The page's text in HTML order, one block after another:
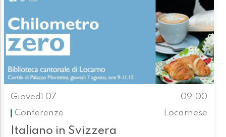
Giovedì 07
09.00
Conferenze
Locarnese
Italiano in Svizzera